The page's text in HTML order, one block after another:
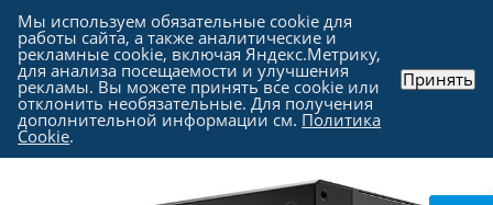
Каталог - Комплектующие для компьютера
Блоки питания для компьютеров
Мы используем обязательные cookie для
работы сайта, а также аналитические и
рекламные cookie, включая Яндекс.Метрику,
для анализа посещаемости и улучшения
рекламы. Вы можете принять все cookie или
отклонить необязательные. Для получения
дополнительной информации см. Политика
Cookie.
Принять